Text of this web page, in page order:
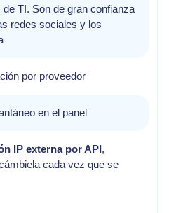
TI. Son de gran confianza
redes sociales y los
por proveedor
en el panel
IP externa por API,
cada vez que se